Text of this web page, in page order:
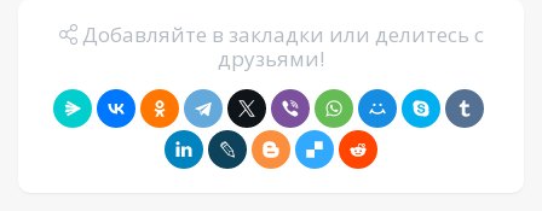
Добавляйте в закладки или делитесь с
друзьями!